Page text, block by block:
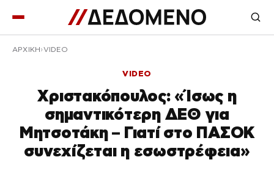
ΑΡΧΙΚΉ VIDEO
VIDEO
Xριστακόπουλος: «Ίσως η
σημαντικότερη ΔΕΘ για
Μητσοτάκη – Γιατί στο ΠΑΣΟΚ
συνεχίζεται η εσωστρέφεια»